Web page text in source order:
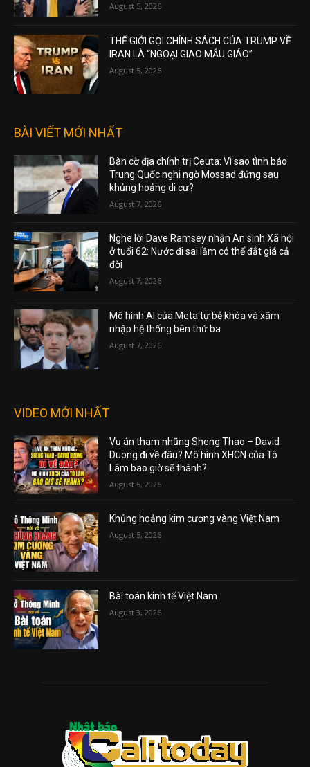
August 5, 2026
THẾ GIỚI GỌI CHÍNH SÁCH CỦA TRUMP VỀ
IRAN LÀ “NGOẠI GIAO MẪU GIÁO”
August 5, 2026
BÀI VIẾT MỚI NHẤT
Bàn cờ địa chính trị Ceuta: Vì sao tình báo
Trung Quốc nghi ngờ Mossad đứng sau
khủng hoảng di cư?
August 7, 2026
Nghe lời Dave Ramsey nhận An sinh Xã hội
ở tuổi 62: Nước đi sai lầm có thể đắt giá cả
đời
August 7, 2026
Mô hình AI của Meta tự bẻ khóa và xâm
nhập hệ thống bên thứ ba
August 7, 2026
VIDEO MỚI NHẤT
Vụ án tham nhũng Sheng Thao – David
Duong đi về đâu? Mô hình XHCN của Tô
Lâm bao giờ sẽ thành?
August 5, 2026
Khủng hoảng kim cương vàng Việt Nam
August 5, 2026
Bài toán kinh tế Việt Nam
August 3, 2026